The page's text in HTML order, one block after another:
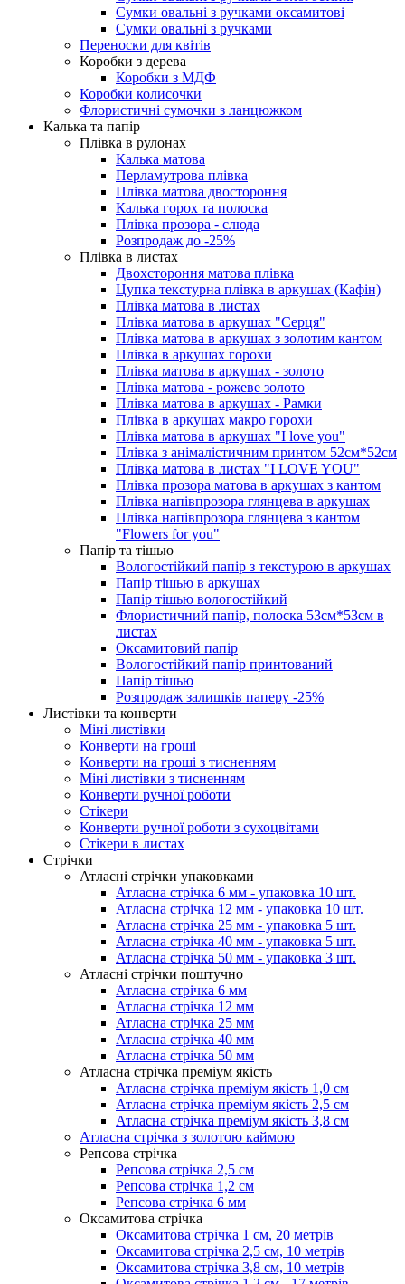
Сумки овальні з ручками оксамитові
Сумки овальні з ручками
Переноски для квітів
Коробки з дерева
Коробки з МДФ
Коробки колисочки
Флористичні сумочки з ланцюжком
Калька та папір
Плівка в рулонах
Калька матова
Перламутрова плівка
Плівка матова двостороння
Калька горох та полоска
Плівка прозора - слюда
Розпродаж до -25%
Плівка в листах
Двохстороння матова плівка
Цупка текстурна плівка в аркушах (Кафін)
Плівка матова в листах
Плівка матова в аркушах "Серця"
Плівка матова в аркушах з золотим кантом
Плівка в аркушах горохи
Плівка матова в аркушах - золото
Плівка матова - рожеве золото
Плівка матова в аркушах - Рамки
Плівка в аркушах макро горохи
Плівка матова в аркушах "I love you"
Плівка з анімалістичним принтом 52см*52см
Плівка матова в листах "I LOVE YOU"
Плівка прозора матова в аркушах з кантом
Плівка напівпрозора глянцева в аркушах
Плівка напівпрозора глянцева з кантом
"Flowers for you"
Папір та тішью
Вологостійкий папір з текстурою в аркушах
Папір тішью в аркушах
Папір тішью вологостійкий
Флористичний папір, полоска 53см*53см в
листах
Оксамитовий папір
Вологостійкий папір принтований
Папір тішью
Розпродаж залишків паперу -25%
Листівки та конверти
Міні листівки
Конверти на гроші
Конверти на гроші з тисненням
Міні листівки з тисненням
Конверти ручної роботи
Стікери
Конверти ручної роботи з сухоцвітами
Стікери в листах
Стрічки
Атласні стрічки упаковками
Атласна стрічка 6 мм - упаковка 10 шт.
Атласна стрічка 12 мм - упаковка 10 шт.
Атласна стрічка 25 мм - упаковка 5 шт.
Атласна стрічка 40 мм - упаковка 5 шт.
Атласна стрічка 50 мм - упаковка 3 шт.
Атласні стрічки поштучно
Атласна стрічка 6 мм
Атласна стрічка 12 мм
Атласна стрічка 25 мм
Атласна стрічка 40 мм
Атласна стрічка 50 мм
Атласна стрічка преміум якість
Атласна стрічка преміум якість 1,0 см
Атласна стрічка преміум якість 2,5 см
Атласна стрічка преміум якість 3,8 см
Атласна стрічка з золотою каймою
Репсова стрічка
Репсова стрічка 2,5 см
Репсова стрічка 1,2 см
Репсова стрічка 6 мм
Оксамитова стрічка
Оксамитова стрічка 1 см, 20 метрів
Оксамитова стрічка 2,5 см, 10 метрів
Оксамитова стрічка 3,8 см, 10 метрів